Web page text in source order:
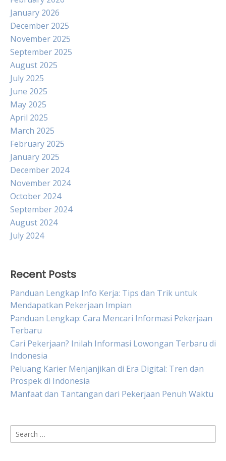
January 2026
December 2025
November 2025
September 2025
August 2025
July 2025
June 2025
May 2025
April 2025
March 2025
February 2025
January 2025
December 2024
November 2024
October 2024
September 2024
August 2024
July 2024
Recent Posts
Panduan Lengkap Info Kerja: Tips dan Trik untuk
Mendapatkan Pekerjaan Impian
Panduan Lengkap: Cara Mencari Informasi Pekerjaan
Terbaru
Cari Pekerjaan? Inilah Informasi Lowongan Terbaru di
Indonesia
Peluang Karier Menjanjikan di Era Digital: Tren dan
Prospek di Indonesia
Manfaat dan Tantangan dari Pekerjaan Penuh Waktu
Search
for: